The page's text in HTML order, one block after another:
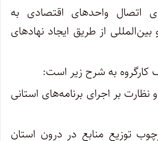
اتصال واحدهای اقتصادی به
بین‌المللی از طریق ایجاد نهادهای
کارگروه به شرح زیر است:
بر اجرای برنامه‌های استانی
توزیع منابع در درون استان